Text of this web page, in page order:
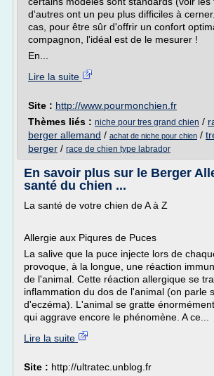
d'autres ont un peu plus difficiles à
cas, pour être sûr d'offrir un confort
compagnon, l'idéal est de le mesurer !
En...
Lire la suite
Site : http://www.pourmonchien.fr
Thèmes liés : niche pour tres grand chien /
berger allemand / achat de niche pour chien /
berger / race de chien type labrador
En savoir plus sur le Berger
santé du chien ...
La santé de votre chien de A à Z
Allergie aux Piqures de Puces
La salive que la puce injecte lors de
provoque, à la longue, une réaction
de l'animal. Cette réaction allergique se
inflammation du dos de l'animal (on parle
d'eczéma). L'animal se gratte
qui aggrave encore le phénomène. A ce...
Lire la suite
Site : http://ultratec.unblog.fr